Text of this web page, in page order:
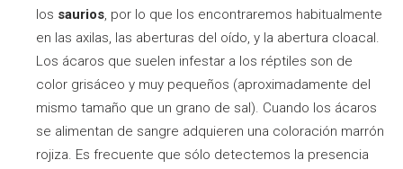
los saurios, por lo que los encontraremos habitualmente
en las axilas, las aberturas del oído, y la abertura cloacal.
Los ácaros que suelen infestar a los réptiles son de
color grisáceo y muy pequeños (aproximadamente del
mismo tamaño que un grano de sal). Cuando los ácaros
se alimentan de sangre adquieren una coloración marrón
rojiza. Es frecuente que sólo detectemos la presencia